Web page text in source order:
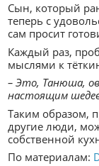
Сын, который
теперь с
сам просит
Каждый раз,
мыслями к
– Это, Танюша,
настоящим
Таким образом,
другие люди,
собственной
По материалам: